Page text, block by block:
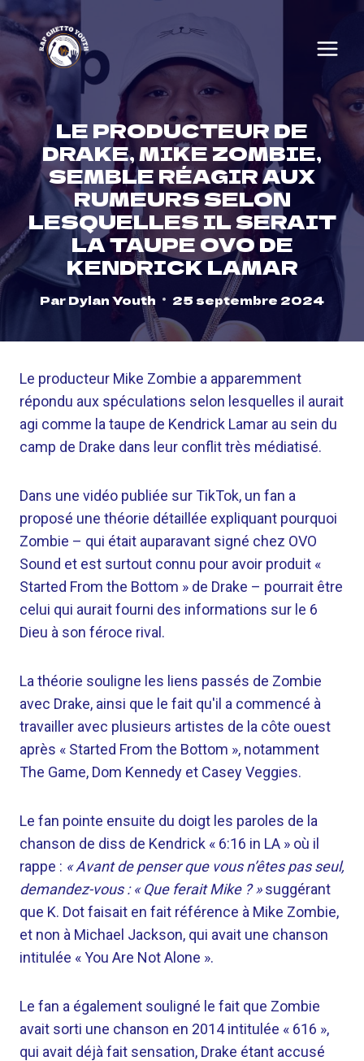
Skip
to
content
LE PRODUCTEUR DE
DRAKE, MIKE ZOMBIE,
SEMBLE RÉAGIR AUX
RUMEURS SELON
LESQUELLES IL SERAIT
LA TAUPE OVO DE
KENDRICK LAMAR
ParDylan Youth 25 septembre 2024
Le producteur Mike Zombie a apparemment
répondu aux spéculations selon lesquelles il aurait
agi comme la taupe de Kendrick Lamar au sein du
camp de Drake dans leur conflit très médiatisé.
Dans une vidéo publiée sur TikTok, un fan a
proposé une théorie détaillée expliquant pourquoi
Zombie – qui était auparavant signé chez OVO
Sound et est surtout connu pour avoir produit «
Started From the Bottom » de Drake – pourrait être
celui qui aurait fourni des informations sur le 6
Dieu à son féroce rival.
La théorie souligne les liens passés de Zombie
avec Drake, ainsi que le fait qu'il a commencé à
travailler avec plusieurs artistes de la côte ouest
après « Started From the Bottom », notamment
The Game, Dom Kennedy et Casey Veggies.
Le fan pointe ensuite du doigt les paroles de la
chanson de diss de Kendrick « 6:16 in LA » où il
rappe : « Avant de penser que vous n’êtes pas seul,
demandez-vous : « Que ferait Mike ? »suggérant
que K. Dot faisait en fait référence à Mike Zombie,
et non à Michael Jackson, qui avait une chanson
intitulée « You Are Not Alone ».
Le fan a également souligné le fait que Zombie
avait sorti une chanson en 2014 intitulée « 616 »,
qui avait déjà fait sensation, Drake étant accusé